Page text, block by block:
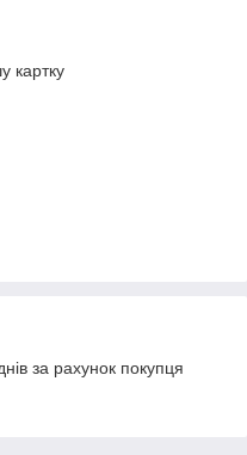
картку
за рахунок покупця